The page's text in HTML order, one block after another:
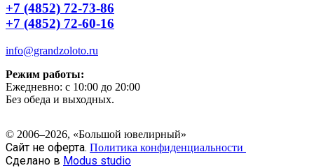
+7 (4852) 72-73-86
+7 (4852) 72-60-16
info@grandzoloto.ru
Режим работы:
Ежедневно: с 10:00 до 20:00
Без обеда и выходных.
© 2006–2026, «Большой ювелирный»
Сайт не оферта. Политика конфиденциальности
Сделано в Modus studio